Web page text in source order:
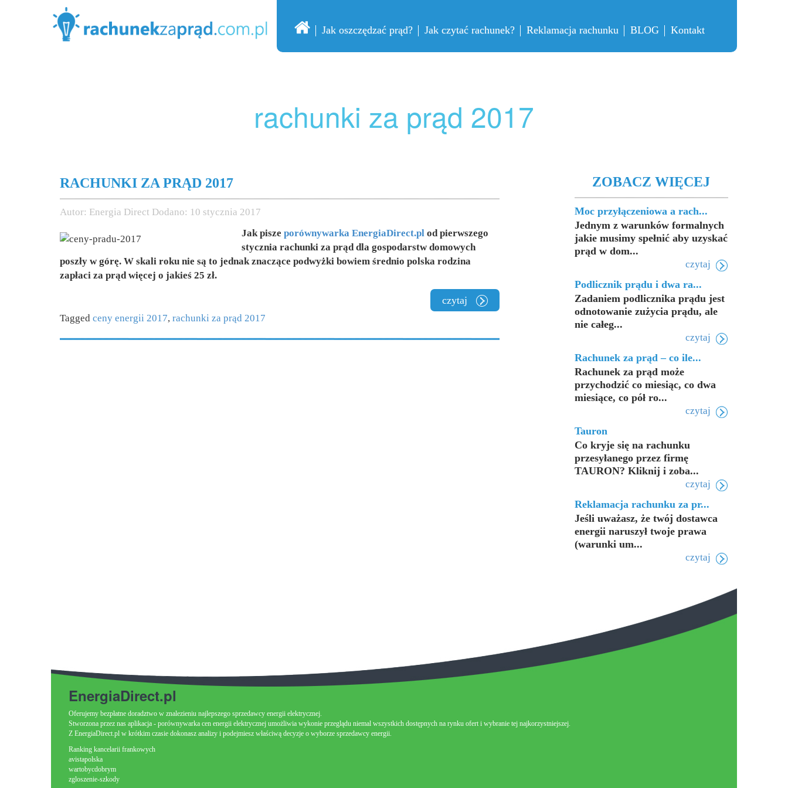
Jak oszczędzać prąd? Jak czytać rachunek? Reklamacja rachunku BLOG Kontakt
rachunki za prąd 2017
RACHUNKI ZA PRĄD 2017
Autor: Energia Direct Dodano: 10 stycznia 2017
Jak pisze porównywarka EnergiaDirect.pl od pierwszego
stycznia rachunki za prąd dla gospodarstw domowych
poszły w górę. W skali roku nie są to jednak znaczące podwyżki bowiem średnio polska rodzina
zapłaci za prąd więcej o jakieś 25 zł.
czytaj
Tagged ceny energii 2017, rachunki za prąd 2017
ZOBACZ WIĘCEJ
Moc przyłączeniowa a rach...
Jednym z warunków formalnych
jakie musimy spełnić aby uzyskać
prąd w dom...
czytaj
Podlicznik prądu i dwa ra...
Zadaniem podlicznika prądu jest
odnotowanie zużycia prądu, ale
nie całeg...
czytaj
Rachunek za prąd – co ile...
Rachunek za prąd może
przychodzić co miesiąc, co dwa
miesiące, co pół ro...
czytaj
Tauron
Co kryje się na rachunku
przesyłanego przez firmę
TAURON? Kliknij i zoba...
czytaj
Reklamacja rachunku za pr...
Jeśli uważasz, że twój dostawca
energii naruszył twoje prawa
(warunki um...
czytaj
EnergiaDirect.pl
Oferujemy bezpłatne doradztwo w znalezieniu najlepszego sprzedawcy energii elektrycznej.
Stworzona przez nas aplikacja - porównywarka cen energii elektrycznej umożliwia wykonie przeglądu niemal wszystkich dostępnych na rynku ofert i wybranie tej najkorzystniejszej.
Z EnergiaDirect.pl w krótkim czasie dokonasz analizy i podejmiesz właściwą decyzje o wyborze sprzedawcy energii.
Ranking kancelarii frankowych
avistapolska
wartobycdobrym
zgloszenie-szkody